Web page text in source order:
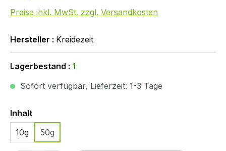
Preise inkl. MwSt. zzgl. Versandkosten
Hersteller : Kreidezeit
Lagerbestand : 1
Sofort verfügbar, Lieferzeit: 1-3 Tage
InhaltAuswählen
10g
50g